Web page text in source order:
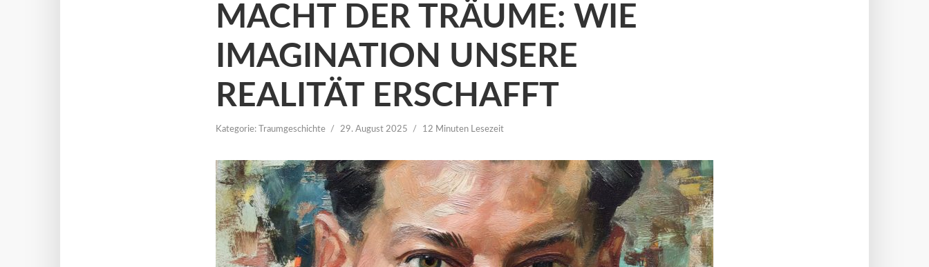
MACHT DER TRÄUME: WIE
IMAGINATION UNSERE
REALITÄT ERSCHAFFT
Kategorie: Traumgeschichte 29. August 2025 12 Minuten Lesezeit